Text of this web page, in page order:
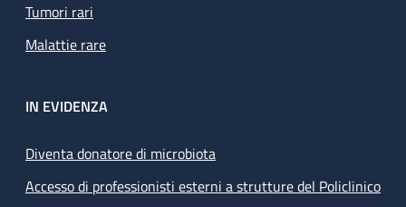
Tumori rari
Malattie rare
IN EVIDENZA
Diventa donatore di microbiota
Accesso di professionisti esterni a strutture del Policlinico